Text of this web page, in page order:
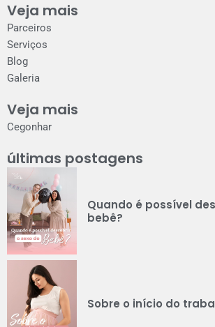
Veja mais
Parceiros
Serviços
Blog
Galeria
Veja mais
Cegonhar
últimas postagens
Quando é possível
bebê?
Sobre o início do